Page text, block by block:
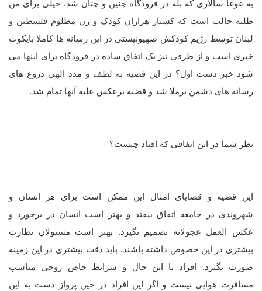
به غوغا سالاری که بله در فرودگاه چنین و چنان شد. خیلی برای من
طلبه جالب است که کشتار هزاران کودک و زن مظلوم فلسطین و
لبنان توسط رژیم کودکش صهیونیستی در این رسانه ها کاملا بایکوت
خبری است و از طرفی نیز یک اتفاق ساده در فرودگاه برای اینها می
شود خبر دست اول؟ در این قضیه به لطف و مدد الهی دروغ های
رسانه های دشمن برملا شد و قضیه برعکس علیه آنها تمام شد.
نظر شما در این اتفاقی که افتاد چیست؟
این قضیه و قضایای امثال این ممکن است برای هر انسان و
شهروندی در جامعه اتفاق بیفتد و بهتر است انسان در برخورد و
عکس العمل عجولانه تصمیم نگیرد. بهتر است مسئولان نظارت
بیشتری در این خصوص داشته باشند. باید دقت بیشتری در این زمینه
صورت بگیرد. افراد با این حال و شرایط خاص روحی مناسب
مسافرت هوایی نیست و اگر این افراد در حین پرواز دست به این